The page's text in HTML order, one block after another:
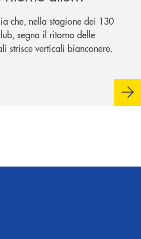
che, nella stagione dei 130
segna il ritorno delle
strisce verticali bianconere.